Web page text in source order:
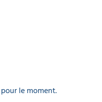
le moment.